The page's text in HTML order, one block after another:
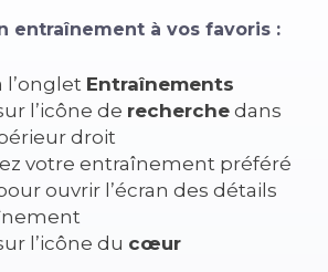
entraînement à vos favoris :
l’onglet Entraînements
l’icône de recherche dans
droit
votre entraînement préféré
ouvrir l’écran des détails
l’icône du cœur